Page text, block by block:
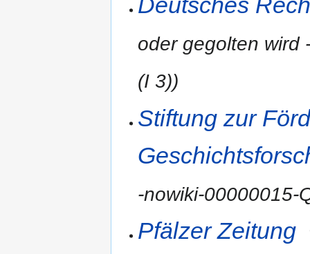
oder gegolten wird
(I 3))
Stiftung zur
-nowiki-00000015-
Pfälzer Zeitung